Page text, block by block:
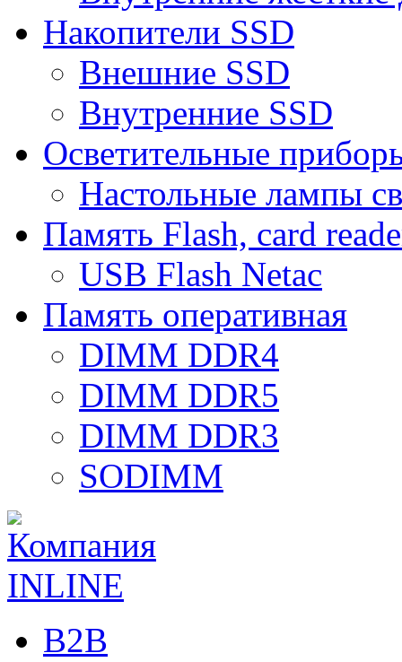
Накопители SSD
Внешние SSD
Внутренние SSD
Осветительные
Настольные лампы
Память Flash, card
USB Flash Netac
Память оперативная
DIMM DDR4
DIMM DDR5
DIMM DDR3
SODIMM
B2B